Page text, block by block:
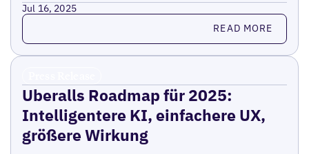
Jul 16, 2025
Read more READ MORE
Uberalls Roadmap für 2025:
Intelligentere KI, einfachere UX,
größere Wirkung